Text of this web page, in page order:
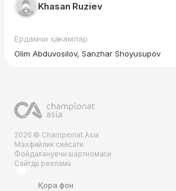
Khasan Ruziev
Ёрдамчи ҳакамлар
Olim Abduvosilov, Sanzhar Shoyusupov
2026 © Championat.Asia
Махфийлик сиёсати
Фойдаланувчи шартномаси
Сайтда реклама
Қора фон